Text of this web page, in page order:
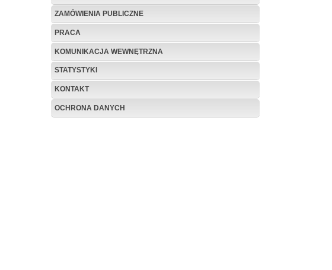
ZAMÓWIENIA PUBLICZNE
PRACA
KOMUNIKACJA WEWNĘTRZNA
STATYSTYKI
KONTAKT
OCHRONA DANYCH